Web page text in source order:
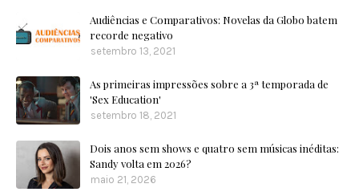
Audiências e Comparativos: Novelas da Globo batem
recorde negativo
setembro 13, 2021
As primeiras impressões sobre a 3ª temporada de
'Sex Education'
setembro 18, 2021
Dois anos sem shows e quatro sem músicas inéditas:
Sandy volta em 2026?
maio 21, 2026